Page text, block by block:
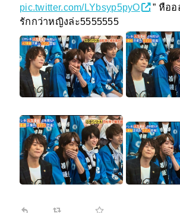
pic.twitter.com/LYbsyp5pyO
” หือ
รักกว่าหญิงล่ะ5555555